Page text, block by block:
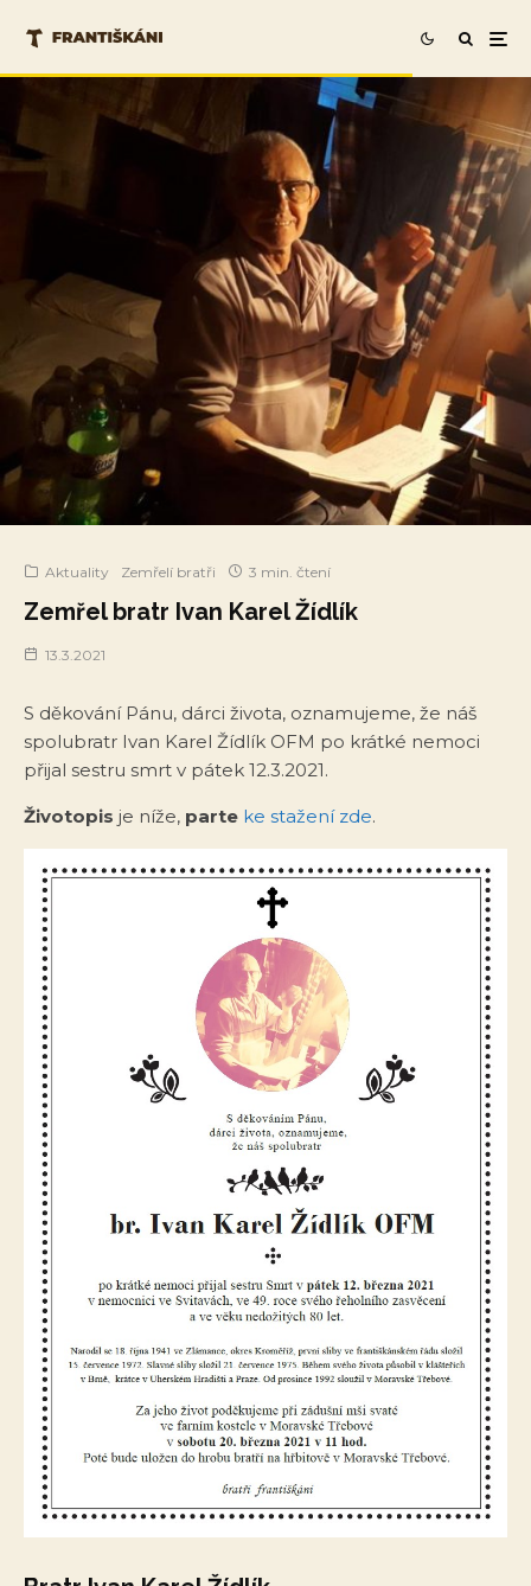
Aktuality Zemřelí bratři 3 min. čtení
Zemřel bratr Ivan Karel Žídlík
13.3.2021
S děkování Pánu, dárci života, oznamujeme, že náš
spolubratr Ivan Karel Žídlík OFM po krátké nemoci
přijal sestru smrt v pátek 12.3.2021.
Životopis je níže, parte ke stažení zde.